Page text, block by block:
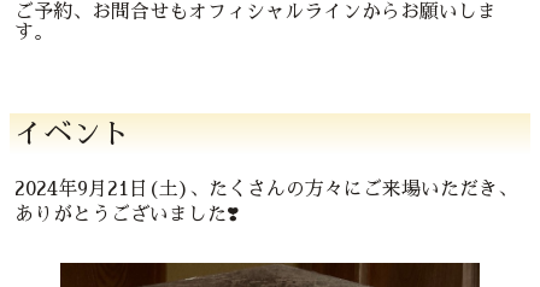
ご予約、お問合せもオフィシャルラインからお願いしま
す。
イベント
2024年9月21日(土)、たくさんの方々にご来場いただき、
ありがとうございました❣️